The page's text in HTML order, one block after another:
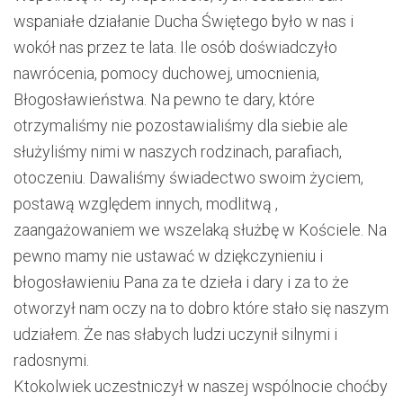
wspaniałe działanie Ducha Świętego było w nas i
wokół nas przez te lata. Ile osób doświadczyło
nawrócenia, pomocy duchowej, umocnienia,
Błogosławieństwa. Na pewno te dary, które
otrzymaliśmy nie pozostawialiśmy dla siebie ale
służyliśmy nimi w naszych rodzinach, parafiach,
otoczeniu. Dawaliśmy świadectwo swoim życiem,
postawą względem innych, modlitwą ,
zaangażowaniem we wszelaką służbę w Kościele. Na
pewno mamy nie ustawać w dziękczynieniu i
błogosławieniu Pana za te dzieła i dary i za to że
otworzył nam oczy na to dobro które stało się naszym
udziałem. Że nas słabych ludzi uczynił silnymi i
radosnymi.
Ktokolwiek uczestniczył w naszej wspólnocie choćby